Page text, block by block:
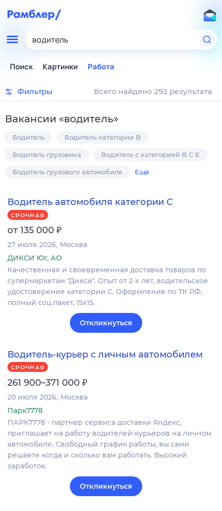
водитель
Поиск Картинки Работа
Фильтры Всего найдено 293 результата
Вакансии «водитель»
Водитель Водитель категории B
Водитель грузовика Водитель с категорией В С E
Водитель грузового автомобиля Ещё
Водитель автомобиля категории C
СРОЧНАЯ
от 135 000 ₽
27 июля 2026 Москва
ДИКСИ Юг, АО
Качественная и своевременная доставка товаров по
супермаркетам "Дикси". Опыт от 2-х лет, водительское
удостоверение категории С. Оформление по ТК РФ,
полный соц.пакет, 15х15.
Откликнуться
Водитель-курьер с личным автомобилем
СРОЧНАЯ
261 900–371 000 ₽
20 июля 2026 Москва
Парк7778
ПАРК7778 - партнер сервиса доставки Яндекс,
приглашает на работу водителей-курьеров на личном
автомобиле. Свободный график работы, вы сами
решаете когда и сколько вам работать. Высокий
заработок.
Откликнуться